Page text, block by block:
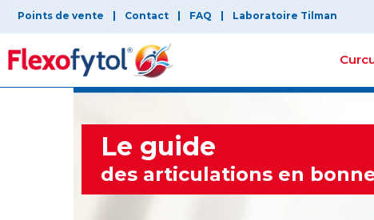
Points de vente Contact FAQ Laboratoire Tilman
Le guide
des articulations en